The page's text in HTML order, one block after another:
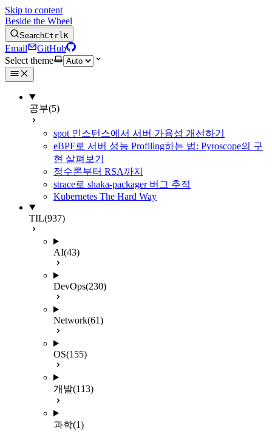
Skip to content
Beside the Wheel
SearchCtrlK
Email
GitHub
Select theme
공부(5)
spot 인스턴스에서 서버 가용성 개선하기
eBPF로 서버 성능 Profiling하는 법: Pyroscope의 구
현 살펴보기
정수론부터 RSA까지
strace로 shaka-packager 버그 추적
Kubernetes The Hard Way
TIL(937)
AI(43)
DevOps(230)
Network(61)
OS(155)
개발(113)
과학(1)